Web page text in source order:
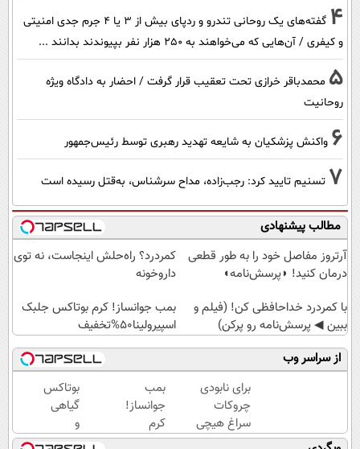
4
گفته‌های یک روحانی تندرو و ردپای بیش از ۳ یا ۴ جرم جدی امنیتی
و کیفری / آن‌هایی که می‌خواهند به ۲۵۰ هزار نفر بپیوندند بدانند ...
5 محمدباقر خرازی تحت تعقیب قرار گرفت / احضار به دادگاه ویژه
روحانیت
6 واکنش پزشکیان به شایعه تهدید رهبری توسط رئیس‌جمهور
7 تسنیم تایید کرد: رجب‌زاده، مداح سرشناس، به‌قتل رسیده است
مطالب پیشنهادی
آرتروز مفاصل خود را به طور قطعی
درمان کنید! ◗پرسش‌نامه◖
کمردرد؟ راه‌حلش اینجاست، نه توی
داروخونه
با کمردرد خداحافظی کن! (فیلم و
ببین ◀ پرسش‌نامه رو پرکن)
بمب جوانساز! کرم بوتاکس جلبک
اسپیرولینا50%تخفیف
از سراسر وب
برای نابودی
چروکات
سراغ هیچی
جز جوانساز
بمب
جوانساز!
کرم
بوتاکس
بوتاکس
گیاهی
و
خانگی